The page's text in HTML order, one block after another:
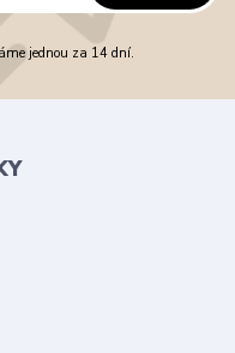
jednou za 14 dní.